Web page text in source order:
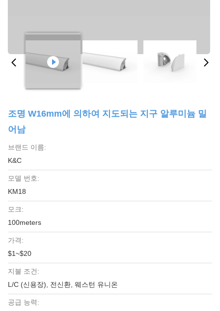
조명 W16mm에 의하여 지도되는 지구 알루미늄 밀
어남
브랜드 이름:
K&C
모델 번호:
KM18
모크:
100meters
가격:
$1~$20
지불 조건:
L/C (신용장), 전신환, 웨스턴 유니온
공급 능력: